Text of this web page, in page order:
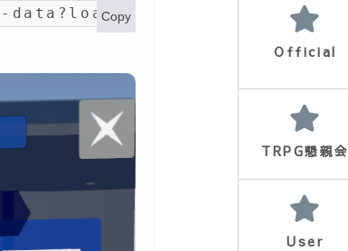
Copy
Official
TRPG懇親会
User